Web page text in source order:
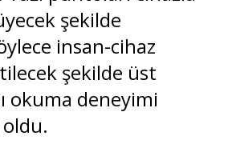
şekilde
insan-cihaz
şekilde üst
okuma deneyimi